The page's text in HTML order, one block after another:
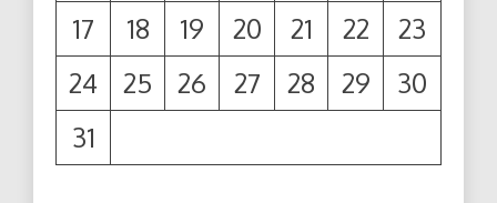
17
18 19 20 21 22
23
24
25 26 27 28 29
30
31